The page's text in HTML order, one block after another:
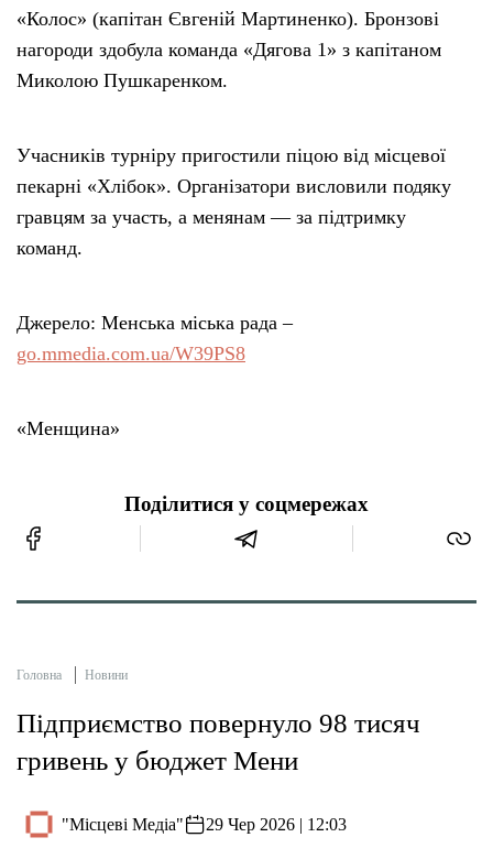
«Колос» (капітан Євгеній Мартиненко). Бронзові
нагороди здобула команда «Дягова 1» з капітаном
Миколою Пушкаренком.
Учасників турніру пригостили піцою від місцевої
пекарні «Хлібок». Організатори висловили подяку
гравцям за участь, а менянам — за підтримку
команд.
Джерело: Менська міська рада –
go.mmedia.com.ua/W39PS8
«Менщина»
Поділитися у соцмережах
Головна Новини
Підприємство повернуло 98 тисяч
гривень у бюджет Мени
"Місцеві Медіа" 29 Чер 2026 | 12:03